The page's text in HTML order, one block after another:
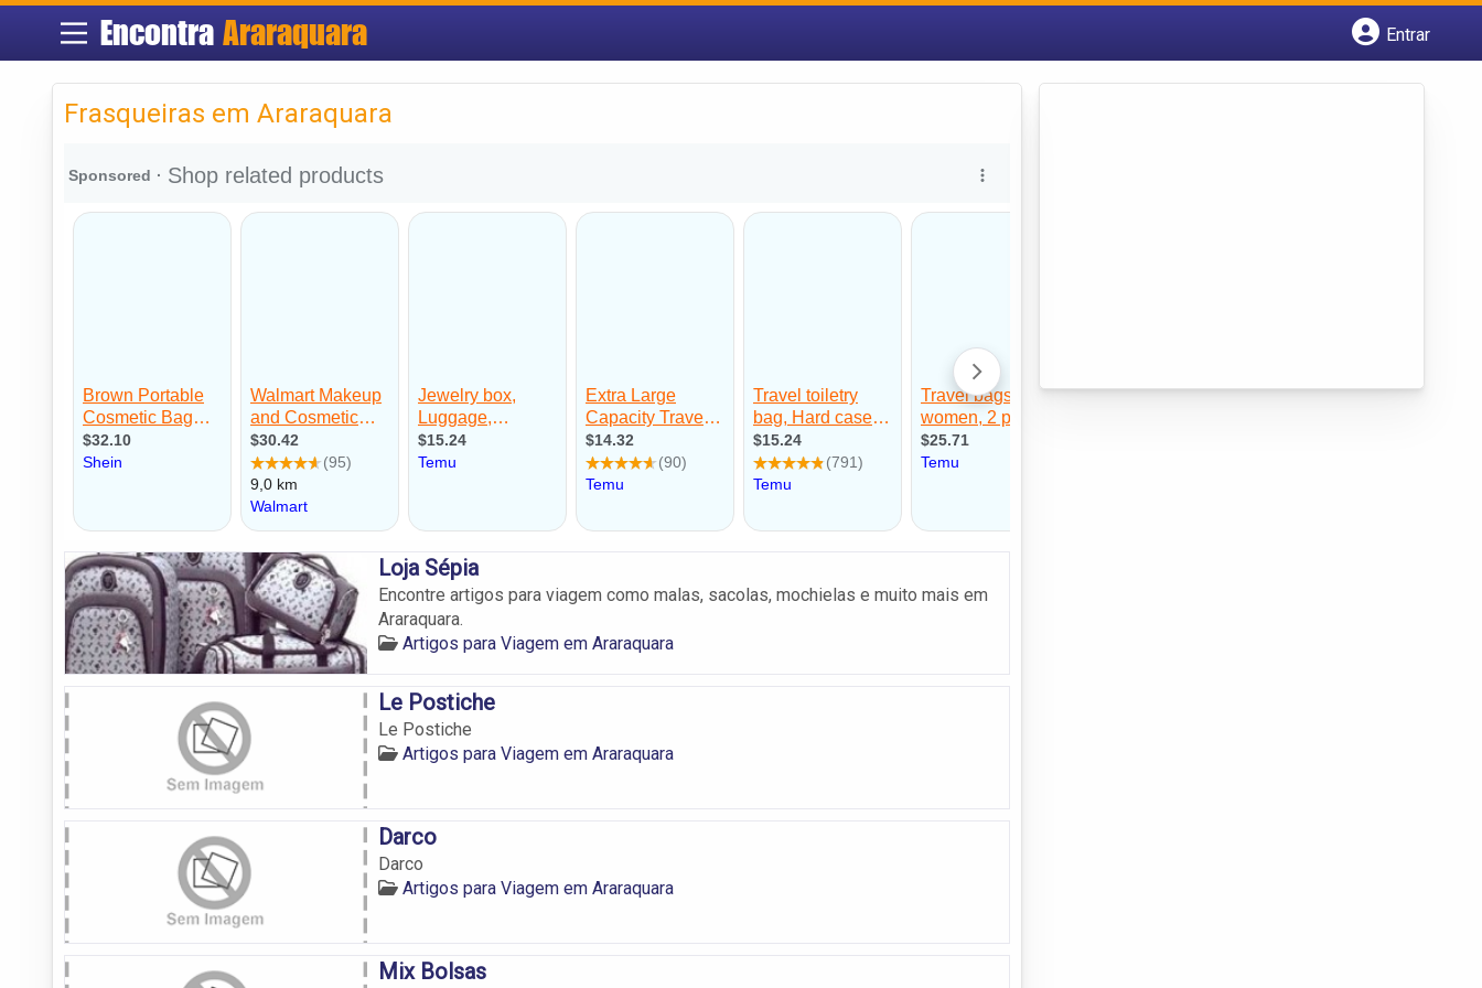
Encontra Araraquara
Entrar
Frasqueiras em Araraquara
Loja Sépia
Encontre artigos para viagem como malas, sacolas, mochielas e muito mais em
Araraquara.
Artigos para Viagem em Araraquara
Le Postiche
Le Postiche
Artigos para Viagem em Araraquara
Darco
Darco
Artigos para Viagem em Araraquara
Mix Bolsas